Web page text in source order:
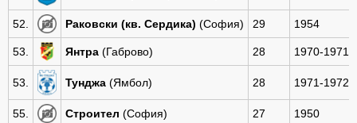
52. Раковски (кв. Сердика) (София) 29 1954
53. Янтра (Габрово) 28 1970-1971
53. Тунджа (Ямбол) 28 1971-1972
55. Строител (София) 27 1950